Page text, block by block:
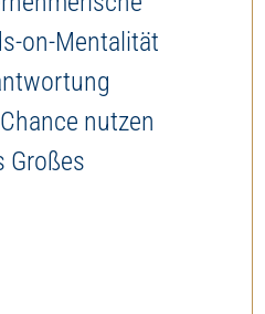
on-Mentalität
nutzen
Großes